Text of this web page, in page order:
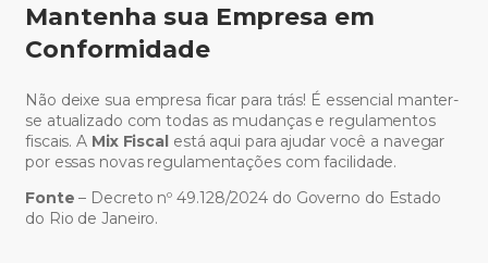
Mantenha sua Empresa em
Conformidade
Não deixe sua empresa ficar para trás! É essencial manter-
se atualizado com todas as mudanças e regulamentos
fiscais. A Mix Fiscalestá aqui para ajudar você a navegar
por essas novas regulamentações com facilidade.
Fonte – Decreto nº 49.128/2024 do Governo do Estado
do Rio de Janeiro.